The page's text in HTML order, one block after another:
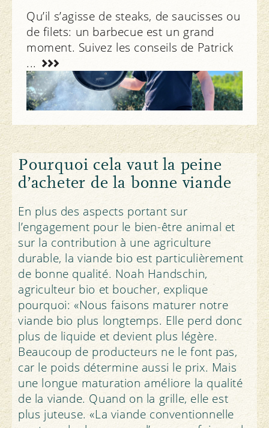
Qu’il s’agisse de steaks, de saucisses ou
de filets: un barbecue est un grand
moment. Suivez les conseils de Patrick
...
Manger et boire
Pourquoi cela vaut la peine
d’acheter de la bonne viande
En plus des aspects portant sur
l’engagement pour le bien-être animal et
sur la contribution à une agriculture
durable, la viande bio est particulièrement
de bonne qualité. Noah Handschin,
agriculteur bio et boucher, explique
pourquoi: «Nous faisons maturer notre
viande bio plus longtemps. Elle perd donc
plus de liquide et devient plus légère.
Beaucoup de producteurs ne le font pas,
car le poids détermine aussi le prix. Mais
une longue maturation améliore la qualité
de la viande. Quand on la grille, elle est
plus juteuse. «La viande conventionnelle